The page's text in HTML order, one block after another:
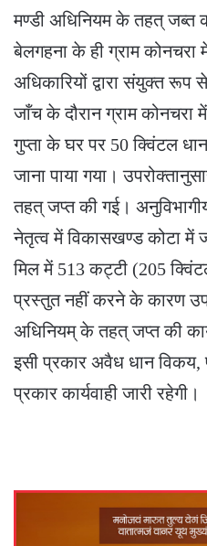
मण्डी अधिनियम के तहत् जब्त
बेलगहना के ही ग्राम कोनचरा
अधिकारियों द्वारा संयुक्त रूप
जाँच के दौरान ग्राम कोनचरा
गुप्ता के घर पर 50 क्विंटल
जाना पाया गया।
तहत् जप्त की गई।
नेतृत्व में विकासखण्ड कोटा में
मिल में 513 कट्टी (205
प्रस्तुत नहीं करने के कारण
अधिनियम् के तहत् जप्त की
इसी प्रकार अवैध धान विकय,
प्रकार कार्यवाही जारी रहेगी।